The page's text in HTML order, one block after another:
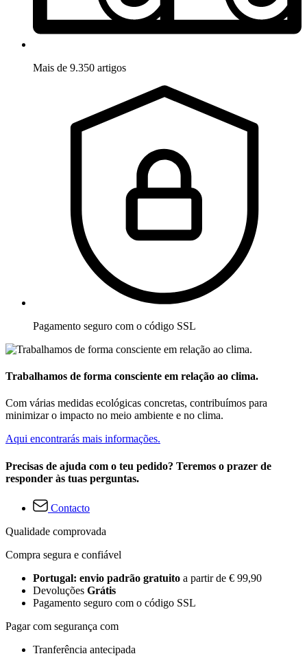
Mais de 9.350 artigos
Pagamento seguro com o código SSL
Trabalhamos de forma consciente em relação ao clima.
Com várias medidas ecológicas concretas, contribuímos para
minimizar o impacto no meio ambiente e no clima.
Aqui encontrarás mais informações.
Precisas de ajuda com o teu pedido? Teremos o prazer de
responder às tuas perguntas.
Contacto
Qualidade comprovada
Compra segura e confiável
Portugal: envio padrão gratuito a partir de € 99,90
Devoluções Grátis
Pagamento seguro com o código SSL
Pagar com segurança com
Tranferência antecipada